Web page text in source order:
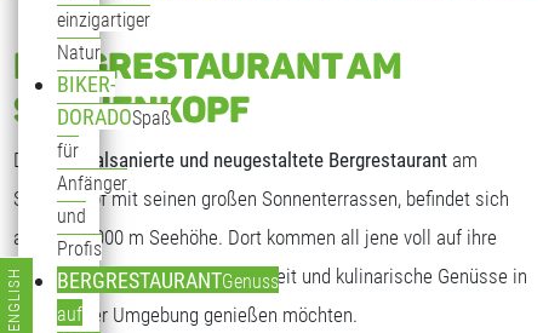
einzigartiger
Natur
BIKER-
DORADOSpaß
für
Anfänger
und
Profis
BERGRESTAURANTGenuss
auf
BERGRESTAURANT AM
SONNENKOPF
Das generalsanierte und neugestaltete Bergrestaurant am
Sonnenkopf mit seinen großen Sonnenterrassen, befindet sich
auf fast 2.000 m Seehöhe. Dort kommen all jene voll auf ihre
Kosten, die freundliche Gastlichkeit und kulinarische Genüsse in
traumhafter Umgebung genießen möchten.
Sprache auswählen
ENGLISH